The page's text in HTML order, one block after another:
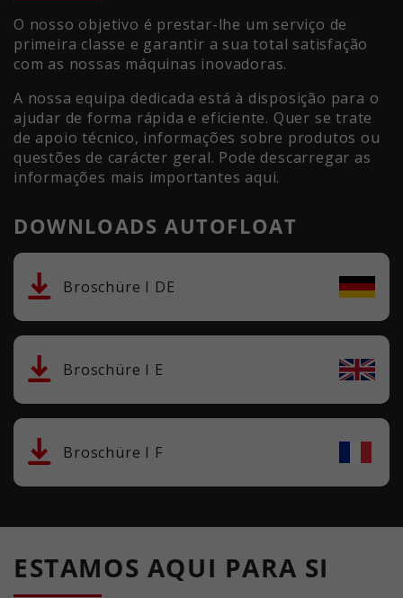
O nosso objetivo é prestar-lhe um serviço de
primeira classe e garantir a sua total satisfação
com as nossas máquinas inovadoras.
A nossa equipa dedicada está à disposição para o
ajudar de forma rápida e eficiente. Quer se trate
de apoio técnico, informações sobre produtos ou
questões de carácter geral. Pode descarregar as
informações mais importantes aqui.
DOWNLOADS AUTOFLOAT
Broschüre I DE
Broschüre I E
Broschüre I F
ESTAMOS AQUI PARA SI